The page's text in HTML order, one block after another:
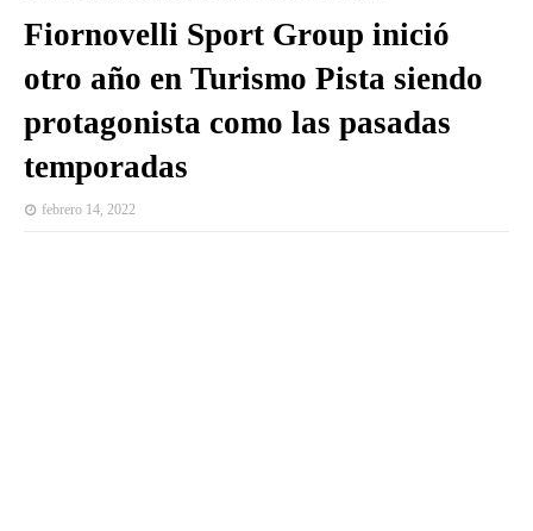
Fiornovelli Sport Group inició
otro año en Turismo Pista siendo
protagonista como las pasadas
temporadas
febrero 14, 2022